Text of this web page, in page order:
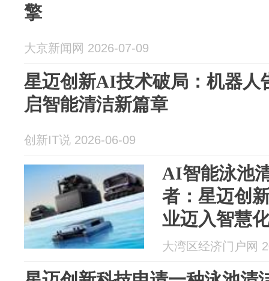
擎
大京新闻网 2026-07-09
星迈创新AI技术破局：机器人
启智能清洁新篇章
创新IT说 2026-06-09
AI智能泳池
者：星迈创
业迈入智慧
大湾区经济门户网